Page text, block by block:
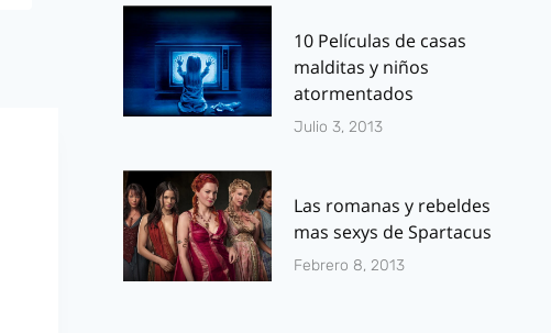
10 Películas de casas
malditas y niños
atormentados
Julio 3, 2013
Las romanas y rebeldes
mas sexys de Spartacus
Febrero 8, 2013